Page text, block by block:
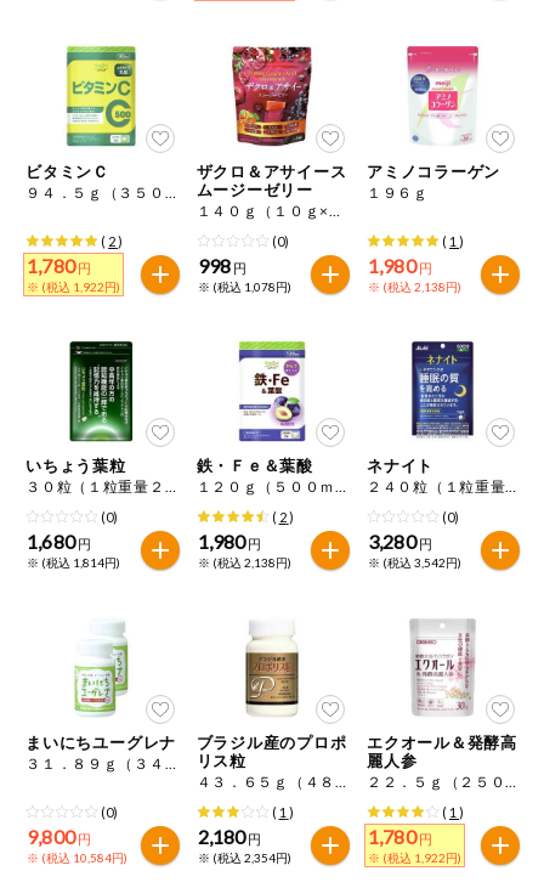
スマート・ワ
ン注文
今週のお買い
得
今週の新登場
よりどりでお
トク
複数注文でお
トク
ポイントがも
らえる！
お弁当用商品
かんたん調理
ミールキット
組合員さんの
リクエスト
よりすぐり
ビタミンＣ
９４．５ｇ（３５０ｍｇ×２７０粒）
( 2)
1,780 円
※ (税込 1,922円)
ザクロ＆アサイース
ムージーゼリー
１４０ｇ（１０ｇ×１４個）
(0)
998 円
※ (税込 1,078円)
アミノコラーゲン
１９６ｇ
( 1 )
1,980 円
※ (税込 2,138円)
いちょう葉粒
３０粒（１粒重量２５０ｍｇ）
(0)
1,680 円
※ (税込 1,814円)
鉄・Ｆｅ＆葉酸
１２０ｇ（５００ｍｇ×２４０粒）
( 2)
1,980 円
※ (税込 2,138円)
ネナイト
２４０粒（１粒重量２８０ｍｇ）
(0)
3,280 円
※ (税込 3,542円)
まいにちユーグレナ
３１．８９ｇ（３４３ｍｇ×９３粒）×２
(0)
9,800 円
※ (税込 10,584円)
ブラジル産のプロポ
リス粒
４３．６５ｇ（４８５ｍｇ×９０粒）
( 1 )
2,180 円
※ (税込 2,354円)
エクオール＆発酵高
麗人参
２２．５ｇ（２５０ｍｇ×９０粒）
( 1 )
1,780 円
※ (税込 1,922円)